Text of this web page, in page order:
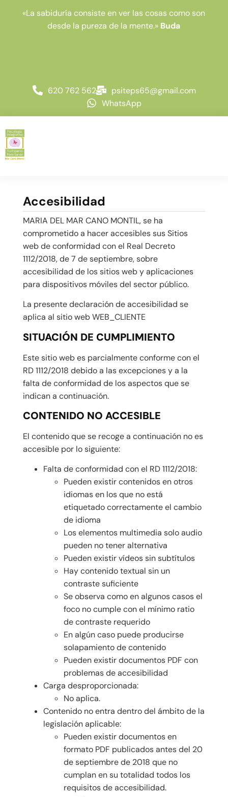
«La sabiduría consiste en ver las cosas como son
desde la pureza de la mente.» Buda
620 762 562
psiteps65@gmail.com
WhatsApp
Accesibilidad
MARIA DEL MAR CANO MONTIL, se ha
comprometido a hacer accesibles sus Sitios
web de conformidad con el Real Decreto
1112/2018, de 7 de septiembre, sobre
accesibilidad de los sitios web y aplicaciones
para dispositivos móviles del sector público.
La presente declaración de accesibilidad se
aplica al sitio web WEB_CLIENTE
SITUACIÓN DE CUMPLIMIENTO
Este sitio web es parcialmente conforme con el
RD 1112/2018 debido a las excepciones y a la
falta de conformidad de los aspectos que se
indican a continuación.
CONTENIDO NO ACCESIBLE
El contenido que se recoge a continuación no es
accesible por lo siguiente:
Falta de conformidad con el RD 1112/2018:
Pueden existir contenidos en otros
idiomas en los que no está
etiquetado correctamente el cambio
de idioma
Los elementos multimedia solo audio
pueden no tener alternativa
Pueden existir vídeos sin subtítulos
Hay contenido textual sin un
contraste suficiente
Se observa como en algunos casos el
foco no cumple con el mínimo ratio
de contraste requerido
En algún caso puede producirse
solapamiento de contenido
Pueden existir documentos PDF con
problemas de accesibilidad
Carga desproporcionada:
No aplica.
Contenido no entra dentro del ámbito de la
legislación aplicable:
Pueden existir documentos en
formato PDF publicados antes del 20
de septiembre de 2018 que no
cumplan en su totalidad todos los
requisitos de accesibilidad.